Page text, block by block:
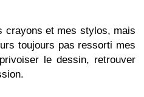
crayons et mes stylos, mais
toujours pas ressorti mes
le dessin, retrouver